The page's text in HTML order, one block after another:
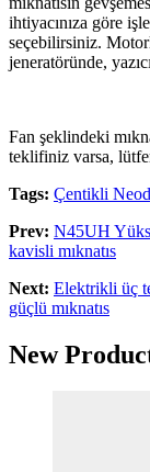
ihtiyacınıza göre
seçebilirsiniz.
jeneratöründe,
Fan şeklindeki
teklifiniz varsa,
Tags: Çentikli
Prev: N45UH
kavisli mıknatıs
Next: Elektrikli üç
güçlü mıknatıs
New